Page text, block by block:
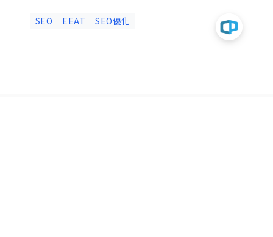
立即諮詢
優化 EEAT，使網站能在 SERP 中脫穎而出，增加
SEO EEAT SEO優化